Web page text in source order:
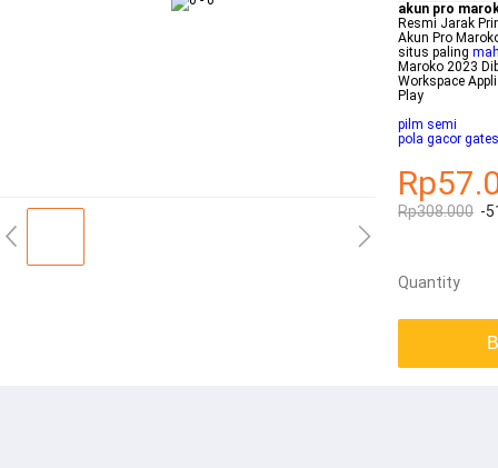
akun pro
Resmi Jarak
Akun Pro
situs paling
Maroko 2023
Workspace
Play
pilm semi
pola gacor
Rp308.000 -
Quantity